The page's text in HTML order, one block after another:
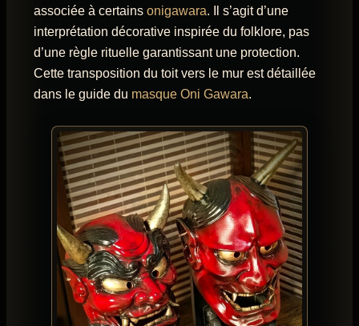
associée à certains onigawara. Il s’agit d’une
interprétation décorative inspirée du folklore, pas
d’une règle rituelle garantissant une protection.
Cette transposition du toit vers le mur est détaillée
dans le guide du masque Oni Gawara.